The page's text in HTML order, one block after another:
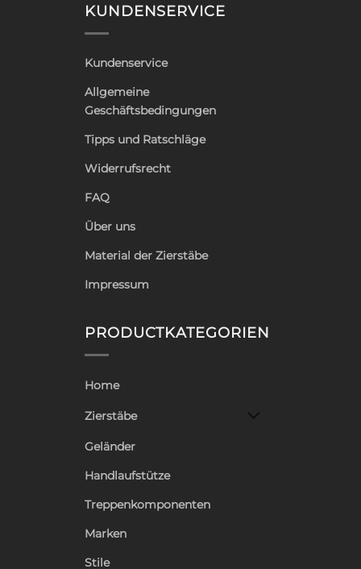
KUNDENSERVICE
Kundenservice
Allgemeine
Geschäftsbedingungen
Tipps und Ratschläge
Widerrufsrecht
FAQ
Über uns
Material der Zierstäbe
Impressum
PRODUCTKATEGORIEN
Home
Zierstäbe
Geländer
Handlaufstütze
Treppenkomponenten
Marken
Stile